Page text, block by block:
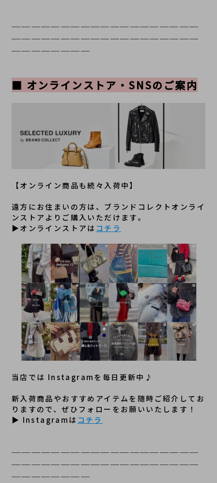
───────────────────
───────────────────
────────
■ オンラインストア・SNSのご案内
【オンライン商品も続々入荷中】
遠方にお住まいの方は、ブランドコレクトオンライ
ンストアよりご購入いただけます。
▶オンラインストアは コチラ
当店では Instagramを毎日更新中♪
新入荷商品やおすすめアイテムを随時ご紹介してお
りますので、ぜひフォローをお願いいたします！
▶ Instagramは コチラ
───────────────────
───────────────────
────────